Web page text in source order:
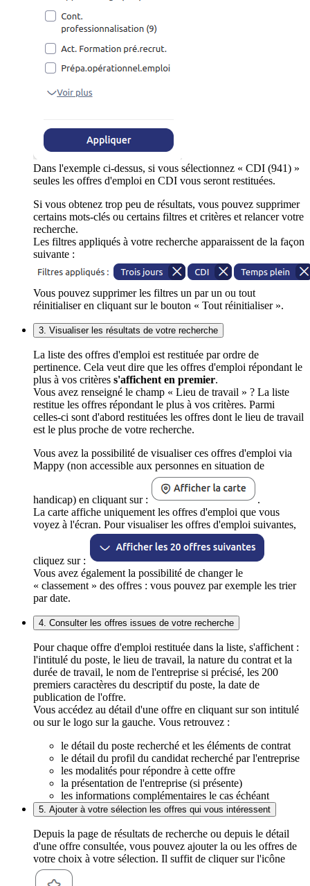
Dans l'exemple ci-dessus, si vous sélectionnez « CDI (941) »
seules les offres d'emploi en CDI vous seront restituées.
Si vous obtenez trop peu de résultats, vous pouvez supprimer
certains mots-clés ou certains filtres et critères et relancer votre
recherche.
Les filtres appliqués à votre recherche apparaissent de la façon
suivante :
Vous pouvez supprimer les filtres un par un ou tout
réinitialiser en cliquant sur le bouton « Tout réinitialiser ».
3. Visualiser les résultats de votre recherche
La liste des offres d'emploi est restituée par ordre de
pertinence. Cela veut dire que les offres d'emploi répondant le
plus à vos critères s'affichent en premier.
Vous avez renseigné le champ « Lieu de travail » ? La liste
restitue les offres répondant le plus à vos critères. Parmi
celles-ci sont d'abord restituées les offres dont le lieu de travail
est le plus proche de votre recherche.
Vous avez la possibilité de visualiser ces offres d'emploi via
Mappy (non accessible aux personnes en situation de
handicap) en cliquant sur :
.
La carte affiche uniquement les offres d'emploi que vous
voyez à l'écran. Pour visualiser les offres d'emploi suivantes,
cliquez sur :
Vous avez également la possibilité de changer le
« classement » des offres : vous pouvez par exemple les trier
par date.
4. Consulter les offres issues de votre recherche
Pour chaque offre d'emploi restituée dans la liste, s'affichent :
l'intitulé du poste, le lieu de travail, la nature du contrat et la
durée de travail, le nom de l'entreprise si précisé, les 200
premiers caractères du descriptif du poste, la date de
publication de l'offre.
Vous accédez au détail d'une offre en cliquant sur son intitulé
ou sur le logo sur la gauche. Vous retrouvez :
le détail du poste recherché et les éléments de contrat
le détail du profil du candidat recherché par l'entreprise
les modalités pour répondre à cette offre
la présentation de l'entreprise (si présente)
les informations complémentaires le cas échéant
5. Ajouter à votre sélection les offres qui vous intéressent
Depuis la page de résultats de recherche ou depuis le détail
d'une offre consultée, vous pouvez ajouter la ou les offres de
votre choix à votre sélection. Il suffit de cliquer sur l'icône